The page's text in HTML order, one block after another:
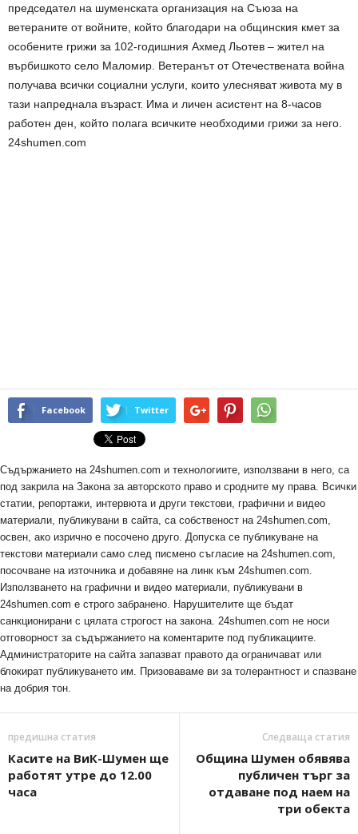
председател на шуменската организация на Съюза на
ветераните от войните, който благодари на общинския кмет за
особените грижи за 102-годишния Ахмед Льотев – жител на
върбишкото село Маломир. Ветеранът от Отечествената война
получава всички социални услуги, които улесняват живота му в
тази напреднала възраст. Има и личен асистент на 8-часов
работен ден, който полага всичките необходими грижи за него.
24shumen.com
Facebook Twitter
Съдържанието на 24shumen.com и технологиите, използвани в него, са
под закрила на Закона за авторското право и сродните му права. Всички
статии, репортажи, интервюта и други текстови, графични и видео
материали, публикувани в сайта, са собственост на 24shumen.com,
освен, ако изрично е посочено друго. Допуска се публикуване на
текстови материали само след писмено съгласие на 24shumen.com,
посочване на източника и добавяне на линк към 24shumen.com.
Използването на графични и видео материали, публикувани в
24shumen.com е строго забранено. Нарушителите ще бъдат
санкционирани с цялата строгост на закона. 24shumen.com не носи
отговорност за съдържанието на коментарите под публикациите.
Администраторите на сайта запазват правото да ограничават или
блокират публикуването им. Призоваваме ви за толерантност и спазване
на добрия тон.
предишна статия
Касите на ВиК-Шумен ще
работят утре до 12.00
часа
Следваща статия
Община Шумен обявява
публичен търг за
отдаване под наем на
три обекта